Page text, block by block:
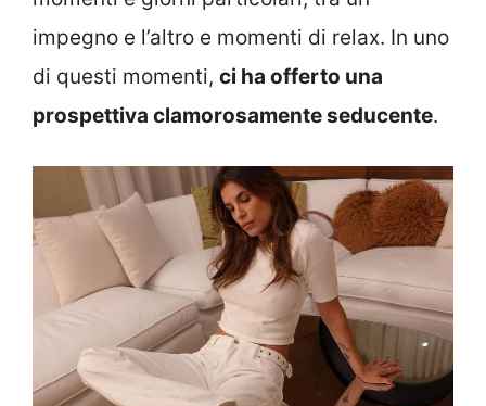
impegno e l’altro e momenti di relax. In uno
di questi momenti, ci ha offerto una
prospettiva clamorosamente seducente.